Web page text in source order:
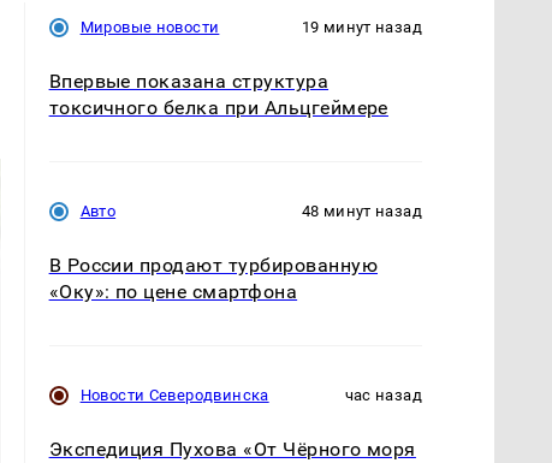
Мировые новости 19 минут назад
Впервые показана структура
токсичного белка при Альцгеймере
Авто 48 минут назад
В России продают турбированную
«Оку»: по цене смартфона
Новости Северодвинска час назад
Экспедиция Пухова «От Чёрного моря